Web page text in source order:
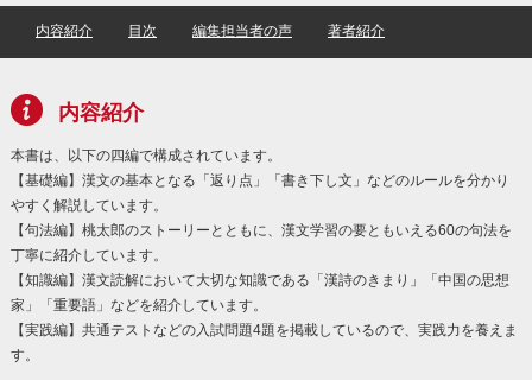
内容紹介 目次 編集担当者の声 著者紹介
内容紹介
本書は、以下の四編で構成されています。
【基礎編】漢文の基本となる「返り点」「書き下し文」などのルールを分かり
やすく解説しています。
【句法編】桃太郎のストーリーとともに、漢文学習の要ともいえる60の句法を
丁寧に紹介しています。
【知識編】漢文読解において大切な知識である「漢詩のきまり」「中国の思想
家」「重要語」などを紹介しています。
【実践編】共通テストなどの入試問題4題を掲載しているので、実践力を養えま
す。